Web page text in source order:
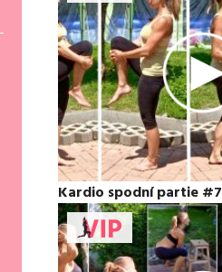
Kardio spodní partie #7